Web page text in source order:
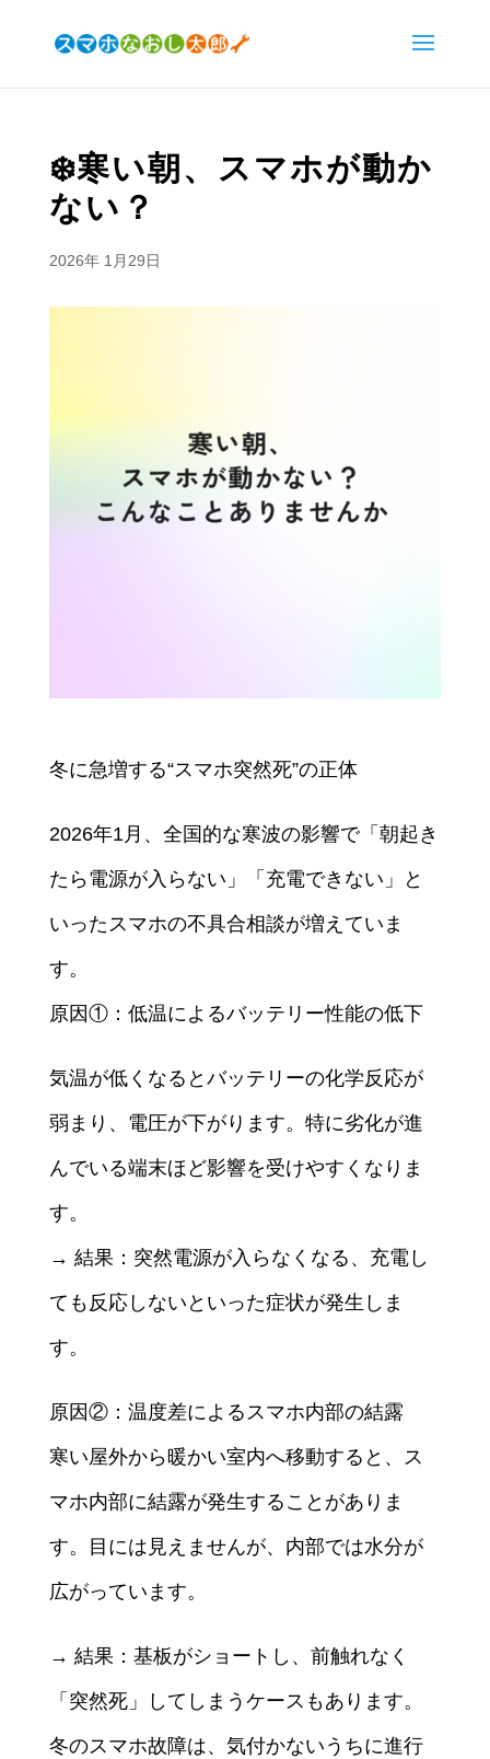
❄️寒い朝、スマホが動か
ない？
2026年 1月29日
冬に急増する“スマホ突然死”の正体
2026年1月、全国的な寒波の影響で「朝起き
たら電源が入らない」「充電できない」と
いったスマホの不具合相談が増えていま
す。
原因①：低温によるバッテリー性能の低下
気温が低くなるとバッテリーの化学反応が
弱まり、電圧が下がります。特に劣化が進
んでいる端末ほど影響を受けやすくなりま
す。
→ 結果：突然電源が入らなくなる、充電し
ても反応しないといった症状が発生しま
す。
原因②：温度差によるスマホ内部の結露
寒い屋外から暖かい室内へ移動すると、ス
マホ内部に結露が発生することがありま
す。目には見えませんが、内部では水分が
広がっています。
→ 結果：基板がショートし、前触れなく
「突然死」してしまうケースもあります。
冬のスマホ故障は、気付かないうちに進行